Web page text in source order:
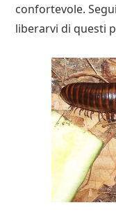
confortevole.
liberarvi di questi